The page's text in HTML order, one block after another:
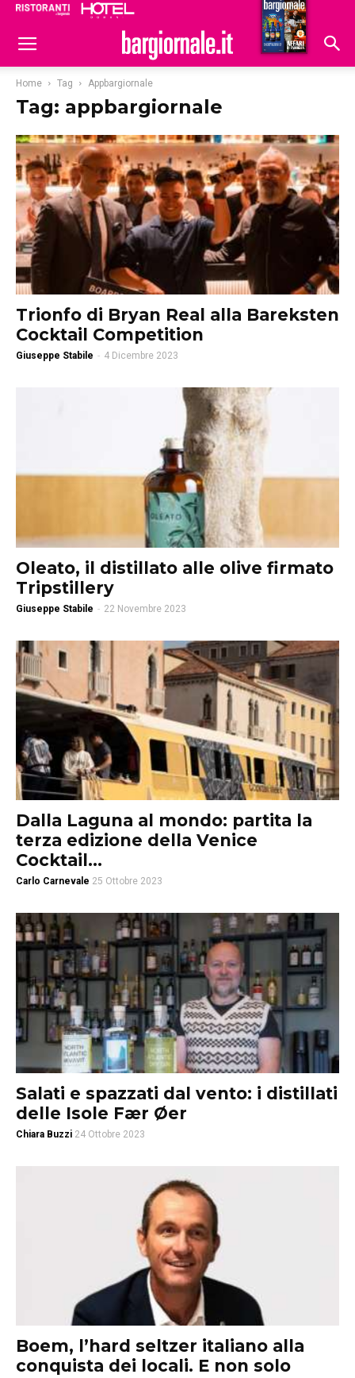
Hoteldomani
Home Tag Appbargiornale
Tag: appbargiornale
Trionfo di Bryan Real alla Bareksten
Cocktail Competition
Giuseppe Stabile - 4 Dicembre 2023
Oleato, il distillato alle olive firmato
Tripstillery
Giuseppe Stabile - 22 Novembre 2023
Dalla Laguna al mondo: partita la
terza edizione della Venice
Cocktail...
Carlo Carnevale 25 Ottobre 2023
Salati e spazzati dal vento: i distillati
delle Isole Fær Øer
Chiara Buzzi 24 Ottobre 2023
Boem, l’hard seltzer italiano alla
conquista dei locali. E non solo